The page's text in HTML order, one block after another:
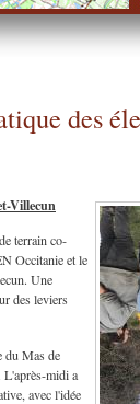
des
Villecun
terrain co-
Occitanie et le
Une
des leviers
du Mas de
L'après-midi a
avec l'idée